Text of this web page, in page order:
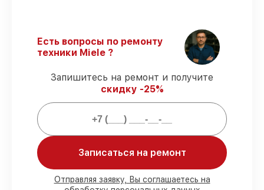
Выполнение работ вовремя
–
гарантируем завершение работ без
Подтвержденная гарантия– все
работы по обслуживанию проводятся с
официальной гарантией.
Мы гарантируем:
80%работ в вашем присутствии
90%комплектующих для варочных
Есть вопросы по ремонту
техники Miele ?
Запишитесь на ремонт и получите
скидку -25%
Записаться на ремонт
Отправляя заявку, Вы соглашаетесь на